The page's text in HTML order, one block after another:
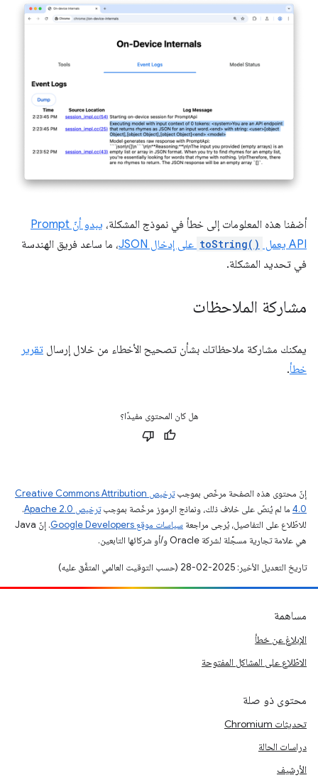
أضفنا هذه المعلومات إلى خطأ في نموذج المشكلة،
يبدو أنّ Prompt
API يعمل
toString() على إدخال JSON
، ما ساعد فريق الهندسة
في تحديد المشكلة.
مشاركة الملاحظات
يمكنك مشاركة ملاحظاتك بشأن تصحيح الأخطاء من خلال إرسال تقرير
خطأ.
هل كان المحتوى مفيدًا؟
إنّ محتوى هذه الصفحة مرخّص بموجب
ترخيص Creative Commons Attribution
4.0‏ ما لم يُنصّ على خلاف ذلك، ونماذج الرموز مرخّصة بموجبترخيص Apache 2.0‏
.
للاطّلاع على التفاصيل، يُرجى مراجعة سياسات موقع Google Developers‏
. إنّ Java
هي علامة تجارية مسجَّلة لشركة Oracle و/أو شركائها التابعين.
تاريخ التعديل الأخير: 2025-02-28 (حسب التوقيت العالمي المتفَّق عليه)
مساهمة
الإبلاغ عن خطأ
الاطّلاع على المشاكل المفتوحة
محتوى ذو صلة
تحديثات Chromium
دراسات الحالة
الأرشيف